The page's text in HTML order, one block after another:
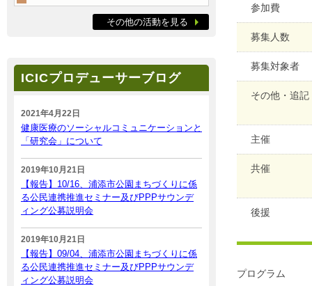
参加費
募集人数
募集対象者
その他・追
主催
共催
後援
プログラム
その他の活動を見る
ICICプロデューサーブログ
2021年4月22日
健康医療のソーシャルコミュニケーションと
「研究会」について
2019年10月21日
【報告】10/16、浦添市公園まちづくりに係
る公民連携推進セミナー及びPPPサウンデ
ィング公募説明会
2019年10月21日
【報告】09/04、浦添市公園まちづくりに係
る公民連携推進セミナー及びPPPサウンデ
ィング公募説明会